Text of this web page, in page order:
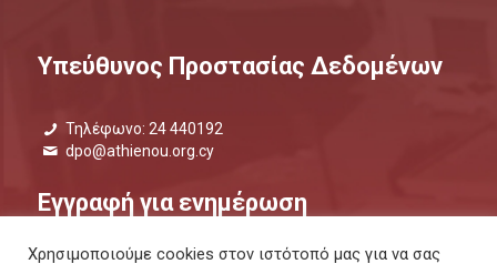
Υπεύθυνος Προστασίας Δεδομένων
Τηλέφωνο: 24 440192
dpo@athienou.org.cy
Εγγραφή για ενημέρωση
Μάθετε τι συμβαίνει και μείνετε ενημερωμένοι.
Χρησιμοποιούμε cookies στον ιστότοπό μας για να σας